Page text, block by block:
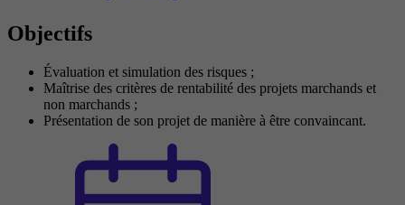
Objectifs
Évaluation et simulation des risques ;
Maîtrise des critères de rentabilité des projets marchands et
non marchands ;
Présentation de son projet de manière à être convaincant.